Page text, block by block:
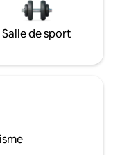
Salle de sport